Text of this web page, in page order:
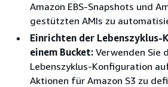
Amazon EBS-Snapshots und
gestützten AMIs zu
Einrichten der
einem Bucket: Verwenden Sie
Lebenszyklus-Konfiguration
Aktionen für Amazon S3 zu